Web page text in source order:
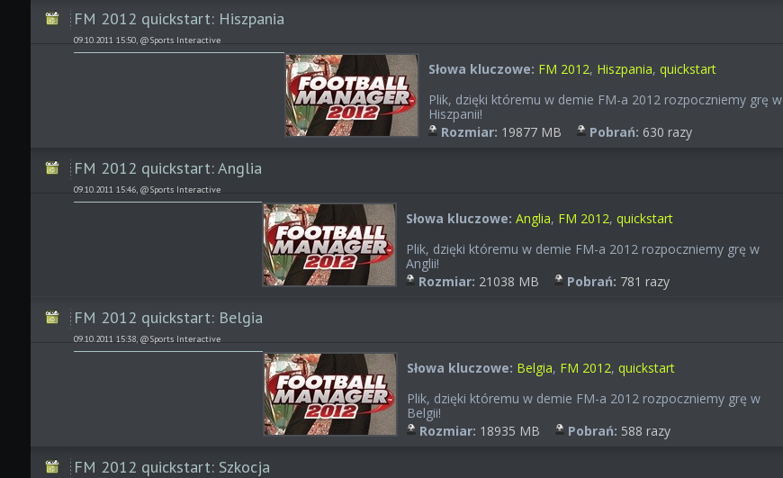
FM 2012 quickstart: Hiszpania
09.10.2011 15:50, @Sports Interactive
Słowa kluczowe: FM 2012, Hiszpania, quickstart
Plik, dzięki któremu w demie FM-a 2012 rozpoczniemy grę w
Hiszpanii!
Rozmiar: 19877 MB Pobrań: 630 razy
FM 2012 quickstart: Anglia
09.10.2011 15:46, @Sports Interactive
Słowa kluczowe: Anglia, FM 2012, quickstart
Plik, dzięki któremu w demie FM-a 2012 rozpoczniemy grę w
Anglii!
Rozmiar: 21038 MB Pobrań: 781 razy
FM 2012 quickstart: Belgia
09.10.2011 15:38, @Sports Interactive
Słowa kluczowe: Belgia, FM 2012, quickstart
Plik, dzięki któremu w demie FM-a 2012 rozpoczniemy grę w
Belgii!
Rozmiar: 18935 MB Pobrań: 588 razy
FM 2012 quickstart: Szkocja